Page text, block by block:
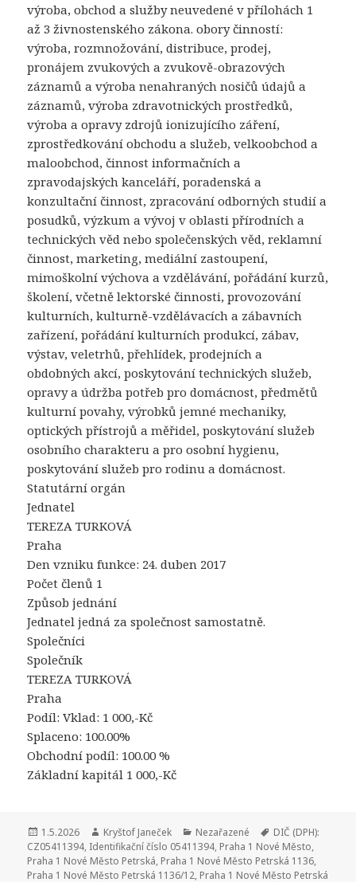
výroba, obchod a služby neuvedené v přílohách 1
až 3 živnostenského zákona. obory činností:
výroba, rozmnožování, distribuce, prodej,
pronájem zvukových a zvukově-obrazových
záznamů a výroba nenahraných nosičů údajů a
záznamů, výroba zdravotnických prostředků,
výroba a opravy zdrojů ionizujícího záření,
zprostředkování obchodu a služeb, velkoobchod a
maloobchod, činnost informačních a
zpravodajských kanceláří, poradenská a
konzultační činnost, zpracování odborných studií a
posudků, výzkum a vývoj v oblasti přírodních a
technických věd nebo společenských věd, reklamní
činnost, marketing, mediální zastoupení,
mimoškolní výchova a vzdělávání, pořádání kurzů,
školení, včetně lektorské činnosti, provozování
kulturních, kulturně-vzdělávacích a zábavních
zařízení, pořádání kulturních produkcí, zábav,
výstav, veletrhů, přehlídek, prodejních a
obdobných akcí, poskytování technických služeb,
opravy a údržba potřeb pro domácnost, předmětů
kulturní povahy, výrobků jemné mechaniky,
optických přístrojů a měřidel, poskytování služeb
osobního charakteru a pro osobní hygienu,
poskytování služeb pro rodinu a domácnost.
Statutární orgán
Jednatel
TEREZA TURKOVÁ
Praha
Den vzniku funkce: 24. duben 2017
Počet členů 1
Způsob jednání
Jednatel jedná za společnost samostatně.
Společníci
Společník
TEREZA TURKOVÁ
Praha
Podíl: Vklad: 1 000,-Kč
Splaceno: 100.00%
Obchodní podíl: 100.00 %
Základní kapitál 1 000,-Kč
Publikováno:
1.5.2026 Autor:
Kryštof Janeček Rubriky:
Nezařazené Štítky:
DIČ (DPH):
CZ05411394, Identifikační číslo 05411394, Praha 1 Nové Město,
Praha 1 Nové Město Petrská, Praha 1 Nové Město Petrská 1136,
Praha 1 Nové Město Petrská 1136/12, Praha 1 Nové Město Petrská